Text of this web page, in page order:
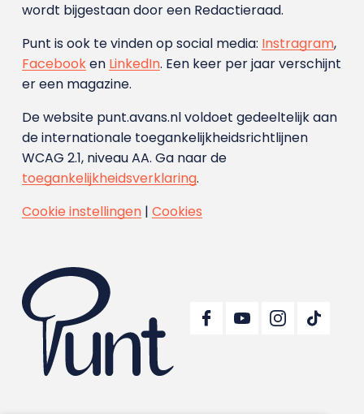
wordt bijgestaan door een Redactieraad.
Punt is ook te vinden op social media: Instragram,
Facebooken LinkedIn. Een keer per jaar verschijnt
er een magazine.
De website punt.avans.nl voldoet gedeeltelijk aan
de internationale toegankelijkheidsrichtlijnen
WCAG 2.1, niveau AA. Ga naar de
toegankelijkheidsverklaring.
Cookie instellingen| Cookies